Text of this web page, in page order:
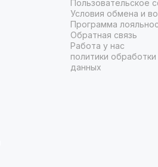
Пользовательское
Условия обмена и
Программа
Обратная связь
Работа у нас
политики
данных